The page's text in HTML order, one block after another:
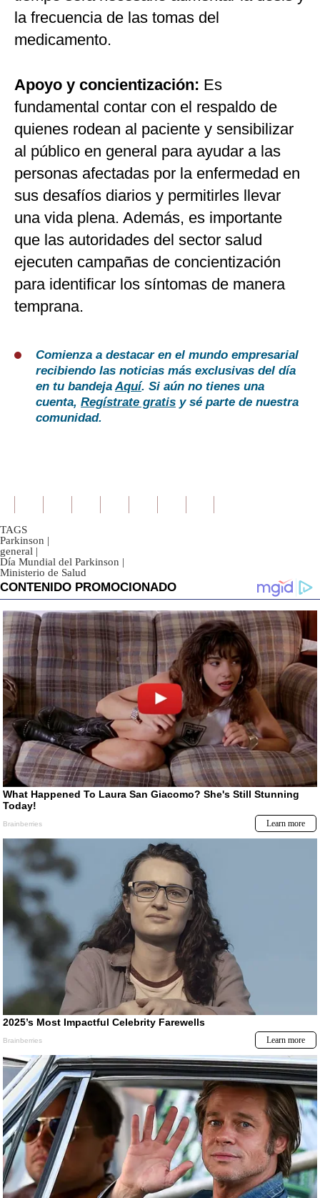
la frecuencia de las tomas del
medicamento.
Apoyo y concientización: Es
fundamental contar con el respaldo de
quienes rodean al paciente y sensibilizar
al público en general para ayudar a las
personas afectadas por la enfermedad en
sus desafíos diarios y permitirles llevar
una vida plena. Además, es importante
que las autoridades del sector salud
ejecuten campañas de concientización
para identificar los síntomas de manera
temprana.
Comienza a destacar en el mundo empresarial
recibiendo las noticias más exclusivas del día
en tu bandejaAquí. Si aún no tienes una
cuenta, Regístrate gratis y sé parte de nuestra
comunidad.
TAGS
Parkinson |
general |
Día Mundial del Parkinson |
Ministerio de Salud